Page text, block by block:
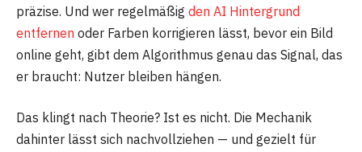
präzise. Und wer regelmäßig den AI Hintergrund
entfernen oder Farben korrigieren lässt, bevor ein Bild
online geht, gibt dem Algorithmus genau das Signal, das
er braucht: Nutzer bleiben hängen.
Das klingt nach Theorie? Ist es nicht. Die Mechanik
dahinter lässt sich nachvollziehen — und gezielt für